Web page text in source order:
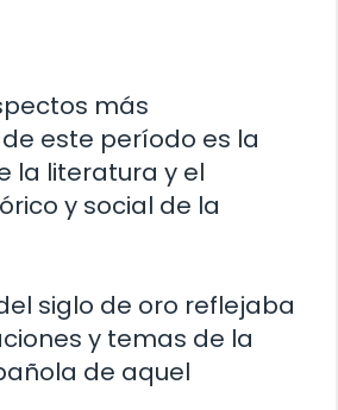
más
este período es la
la literatura y el
y social de la
siglo de oro reflejaba
y temas de la
de aquel